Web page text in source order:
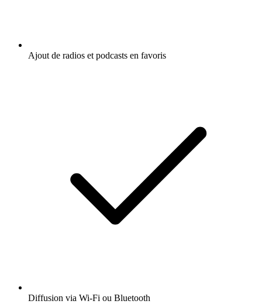
Ajout de radios et podcasts en favoris
Diffusion via Wi-Fi ou Bluetooth